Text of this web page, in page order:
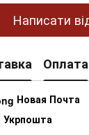
Написати
Оплата
Новая Почта
Укрпошта